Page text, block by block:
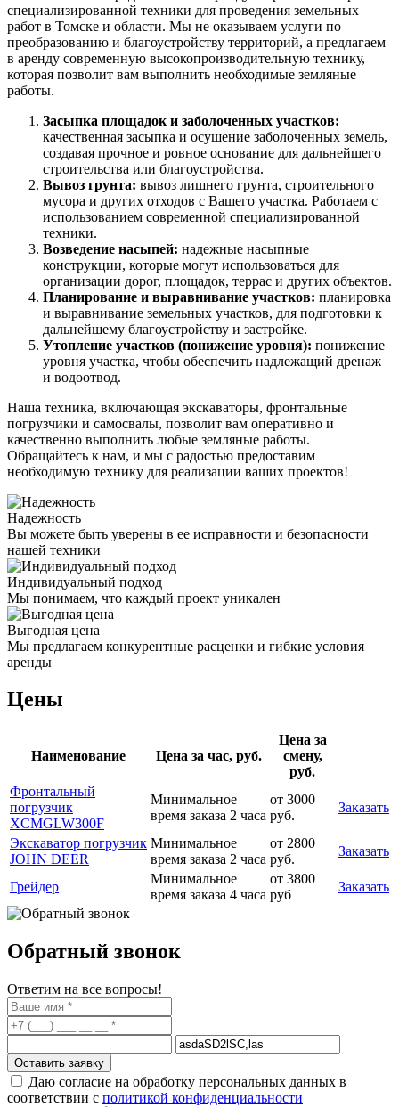
специализированной техники для проведения земельных
работ в Томске и области. Мы не оказываем услуги по
преобразованию и благоустройству территорий, а предлагаем
в аренду современную высокопроизводительную технику,
которая позволит вам выполнить необходимые земляные
работы.
Засыпка площадок и заболоченных участков:
качественная засыпка и осушение заболоченных земель,
создавая прочное и ровное основание для дальнейшего
строительства или благоустройства.
Вывоз грунта: вывоз лишнего грунта, строительного
мусора и других отходов с Вашего участка. Работаем с
использованием современной специализированной
техники.
Возведение насыпей: надежные насыпные
конструкции, которые могут использоваться для
организации дорог, площадок, террас и других объектов.
Планирование и выравнивание участков: планировка
и выравнивание земельных участков, для подготовки к
дальнейшему благоустройству и застройке.
Утопление участков (понижение уровня): понижение
уровня участка, чтобы обеспечить надлежащий дренаж
и водоотвод.
Наша техника, включающая экскаваторы, фронтальные
погрузчики и самосвалы, позволит вам оперативно и
качественно выполнить любые земляные работы.
Обращайтесь к нам, и мы с радостью предоставим
необходимую технику для реализации ваших проектов!
Надежность
Вы можете быть уверены в ее исправности и безопасности
нашей техники
Индивидуальный подход
Мы понимаем, что каждый проект уникален
Выгодная цена
Мы предлагаем конкурентные расценки и гибкие условия
аренды
Цены
Наименование Цена за час, руб.
Цена за
смену,
руб.
Фронтальный
погрузчик
XCMGLW300F
Минимальное
время заказа 2 часа
от 3000
руб.
Заказать
Экскаватор погрузчик
JOHN DEER
Минимальное
время заказа 2 часа
от 2800
руб.
Заказать
Грейдер
Минимальное
время заказа 4 часа
от 3800
руб
Заказать
Обратный звонок
Ответим на все вопросы!
Оставить заявку
Даю согласие на обработку персональных данных в
соответствии с политикой конфиденциальности